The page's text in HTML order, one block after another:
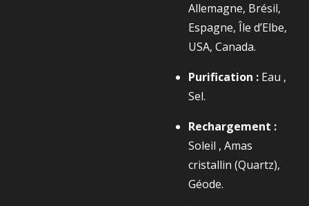
Allemagne, Brésil,
Espagne, Île d’Elbe,
USA, Canada.
Purification : Eau ,
Sel.
Rechargement :
Soleil , Amas
cristallin (Quartz),
Géode.